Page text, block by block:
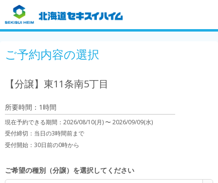
ご予約内容の選択
【分譲】東11条南5丁目
所要時間：1時間
現在予約できる期間： 2026/08/10(月) 〜2026/09/09(水)
受付締切： 当日の3時間前まで
受付開始： 30日前の0時から
ご希望の種別（分譲）を選択してください